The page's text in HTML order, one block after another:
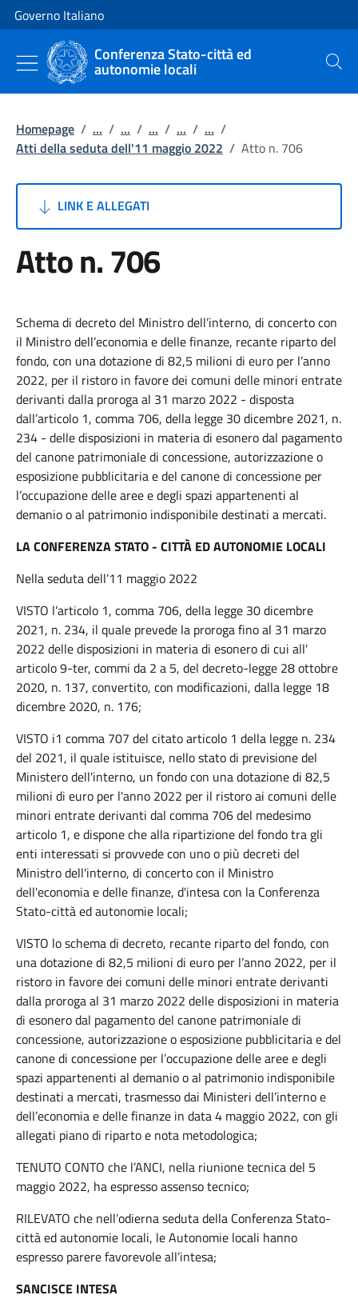
Vai al contenuto
Vai alla navigazione del sito
Governo Italiano
Conferenza Stato-città ed
autonomie locali Cerca
Homepage / ... / ... / ... / ... / ... /
Atti della seduta dell'11 maggio 2022 / Atto n. 706
LINK E ALLEGATI
Atto n. 706
Schema di decreto del Ministro dell’interno, di concerto con
il Ministro dell’economia e delle finanze, recante riparto del
fondo, con una dotazione di 82,5 milioni di euro per l’anno
2022, per il ristoro in favore dei comuni delle minori entrate
derivanti dalla proroga al 31 marzo 2022 - disposta
dall’articolo 1, comma 706, della legge 30 dicembre 2021, n.
234 - delle disposizioni in materia di esonero dal pagamento
del canone patrimoniale di concessione, autorizzazione o
esposizione pubblicitaria e del canone di concessione per
l’occupazione delle aree e degli spazi appartenenti al
demanio o al patrimonio indisponibile destinati a mercati.
LA CONFERENZA STATO - CITTÀ ED AUTONOMIE LOCALI
Nella seduta dell’11 maggio 2022
VISTO l’articolo 1, comma 706, della legge 30 dicembre
2021, n. 234, il quale prevede la proroga fino al 31 marzo
2022 delle disposizioni in materia di esonero di cui all'
articolo 9-ter, commi da 2 a 5, del decreto-legge 28 ottobre
2020, n. 137, convertito, con modificazioni, dalla legge 18
dicembre 2020, n. 176;
VISTO i1 comma 707 del citato articolo 1 della legge n. 234
del 2021, il quale istituisce, nello stato di previsione del
Ministero dell'interno, un fondo con una dotazione di 82,5
milioni di euro per l'anno 2022 per il ristoro ai comuni delle
minori entrate derivanti dal comma 706 del medesimo
articolo 1, e dispone che alla ripartizione del fondo tra gli
enti interessati si provvede con uno o più decreti del
Ministro dell'interno, di concerto con il Ministro
dell'economia e delle finanze, d'intesa con la Conferenza
Stato-città ed autonomie locali;
VISTO lo schema di decreto, recante riparto del fondo, con
una dotazione di 82,5 milioni di euro per l’anno 2022, per il
ristoro in favore dei comuni delle minori entrate derivanti
dalla proroga al 31 marzo 2022 delle disposizioni in materia
di esonero dal pagamento del canone patrimoniale di
concessione, autorizzazione o esposizione pubblicitaria e del
canone di concessione per l’occupazione delle aree e degli
spazi appartenenti al demanio o al patrimonio indisponibile
destinati a mercati, trasmesso dai Ministeri dell’interno e
dell’economia e delle finanze in data 4 maggio 2022, con gli
allegati piano di riparto e nota metodologica;
TENUTO CONTO che l’ANCI, nella riunione tecnica del 5
maggio 2022, ha espresso assenso tecnico;
RILEVATO che nell’odierna seduta della Conferenza Stato-
città ed autonomie locali, le Autonomie locali hanno
espresso parere favorevole all’intesa;
SANCISCE INTESA